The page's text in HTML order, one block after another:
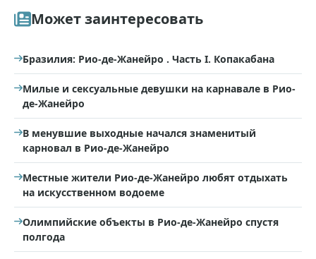
Может заинтересовать
Бразилия: Рио-де-Жанейро . Часть I. Копакабана
Милые и сексуальные девушки на карнавале в Рио-
де-Жанейро
В менувшие выходные начался знаменитый
карновал в Рио-де-Жанейро
Местные жители Рио-де-Жанейро любят отдыхать
на искусственном водоеме
Олимпийские объекты в Рио-де-Жанейро спустя
полгода